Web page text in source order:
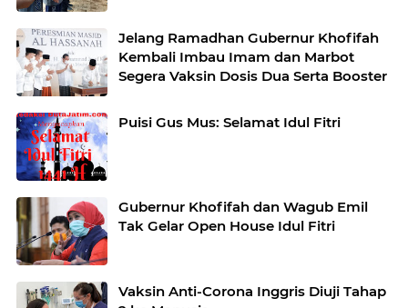
Jelang Ramadhan Gubernur Khofifah
Kembali Imbau Imam dan Marbot
Segera Vaksin Dosis Dua Serta Booster
Puisi Gus Mus: Selamat Idul Fitri
Gubernur Khofifah dan Wagub Emil
Tak Gelar Open House Idul Fitri
Vaksin Anti-Corona Inggris Diuji Tahap